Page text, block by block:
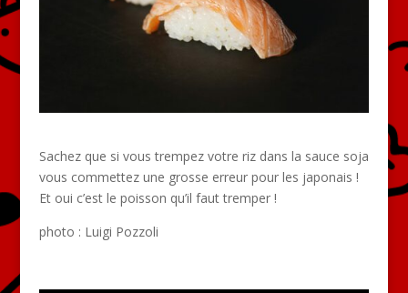
Sachez que si vous trempez votre riz dans la sauce soja
vous commettez une grosse erreur pour les japonais !
Et oui c’est le poisson qu’il faut tremper !
photo : Luigi Pozzoli